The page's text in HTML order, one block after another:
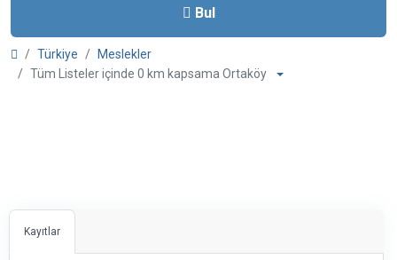
Bul
Türkiye
Meslekler
Tüm Listeler içinde 0 km kapsama Ortaköy
Kayıtlar